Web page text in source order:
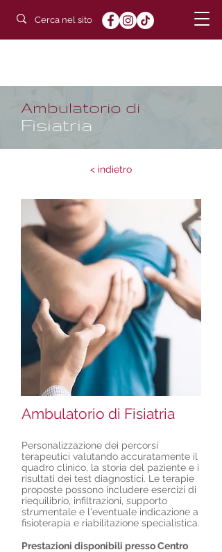
Ambulatorio di
Fisiatria
< indietro
Ambulatorio di Fisiatria
Personalizzazione dei percorsi
terapeutici valutando accuratamente il
quadro clinico, la storia del paziente e i
risultati dei test diagnostici. Le terapie
proposte possono includere esercizi di
riequilibrio, infiltrazioni, supporto
strumentale e l'eventuale indicazione a
fisioterapia e riabilitazione specialistica.
Prestazioni disponibili presso Centro